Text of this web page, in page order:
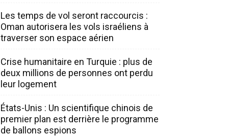
Les temps de vol seront raccourcis :
Oman autorisera les vols israéliens à
traverser son espace aérien
Crise humanitaire en Turquie : plus de
deux millions de personnes ont perdu
leur logement
États-Unis : Un scientifique chinois de
premier plan est derrière le programme
de ballons espions